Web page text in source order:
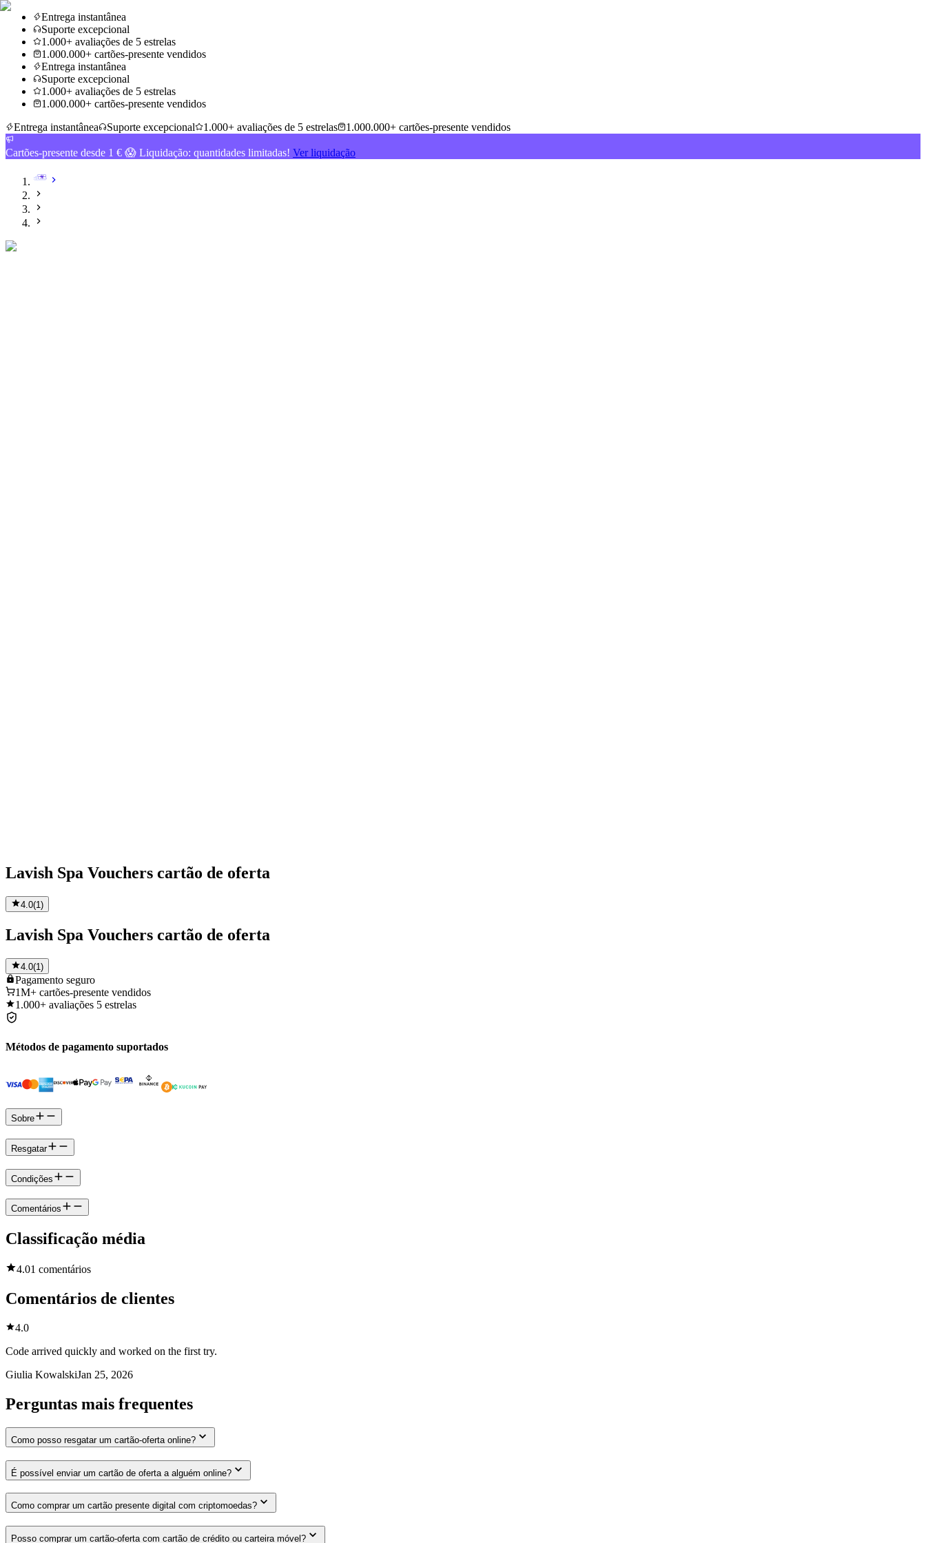
Entrega instantânea
Suporte excepcional
1.000+ avaliações de 5 estrelas
1.000.000+ cartões-presente vendidos
Entrega instantânea
Suporte excepcional
1.000+ avaliações de 5 estrelas
1.000.000+ cartões-presente vendidos
Entrega instantânea
Suporte excepcional 1.000+ avaliações de 5 estrelas 1.000.000+ cartões-presente vendidos
Cartões-presente desde 1 € 😱 Liquidação: quantidades limitadas! Ver liquidação
Lavish Spa Vouchers cartão de oferta
4.0(1)
Lavish Spa Vouchers cartão de oferta
4.0(1 )
Pagamento seguro
1M+ cartões-presente vendidos
1.000+ avaliações 5 estrelas
Métodos de pagamento suportados
Sobre
Resgatar
Condições
Comentários
Classificação média
4.01 comentários
Comentários de clientes
4.0
Code arrived quickly and worked on the first try.
Giulia KowalskiJan 25, 2026
Perguntas mais frequentes
Como posso resgatar um cartão-oferta online?
É possível enviar um cartão de oferta a alguém online?
Como comprar um cartão presente digital com criptomoedas?
Posso comprar um cartão-oferta com cartão de crédito ou carteira móvel?